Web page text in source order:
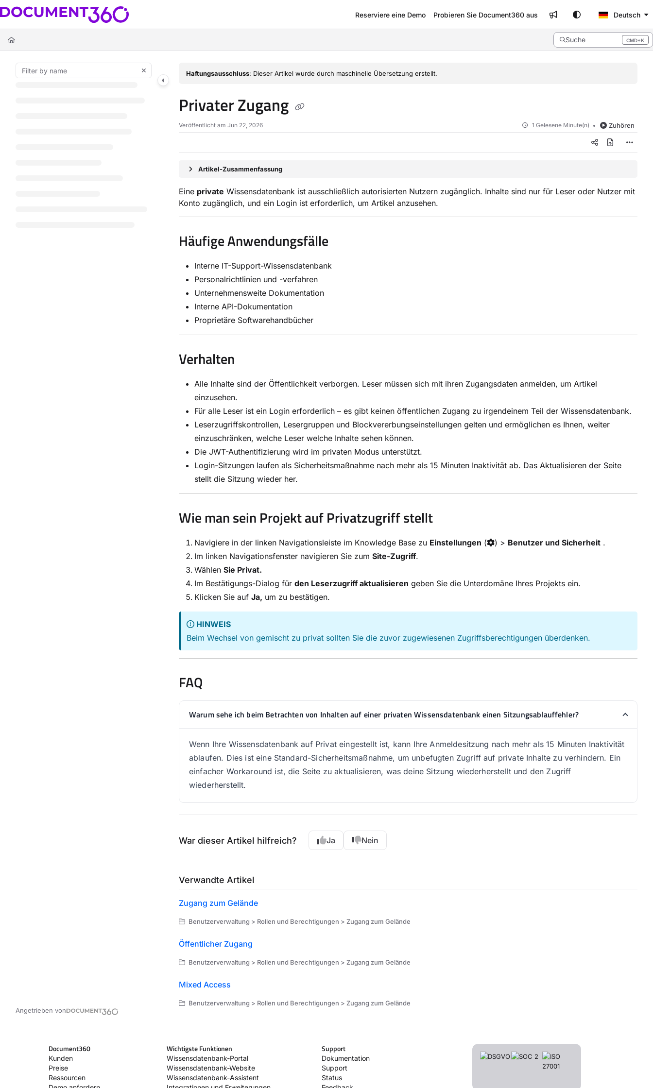
Documentation Index
Fetch the complete documentation index at:
Use this file to discover all available pages before exploring further.
Reserviere eine Demo Probieren Sie Document360 aus Deutsch
Suche CMD+K
Press CMD+K to open search
Angetrieben von
Haftungsausschluss: Dieser Artikel wurde durch maschinelle Übersetzung erstellt.
Privater Zugang
Veröffentlicht am Jun 22, 2026 1 Gelesene Minute(n) Zuhören
Artikel-Zusammenfassung
Eine private Wissensdatenbank ist ausschließlich autorisierten Nutzern zugänglich. Inhalte sind nur für Leser oder Nutzer mit
Konto zugänglich, und ein Login ist erforderlich, um Artikel anzusehen.
Häufige Anwendungsfälle
Interne IT-Support-Wissensdatenbank
Personalrichtlinien und -verfahren
Unternehmensweite Dokumentation
Interne API-Dokumentation
Proprietäre Softwarehandbücher
Verhalten
Alle Inhalte sind der Öffentlichkeit verborgen. Leser müssen sich mit ihren Zugangsdaten anmelden, um Artikel
einzusehen.
Für alle Leser ist ein Login erforderlich – es gibt keinen öffentlichen Zugang zu irgendeinem Teil der Wissensdatenbank.
Leserzugriffskontrollen, Lesergruppen und Blockvererbungseinstellungen gelten und ermöglichen es Ihnen, weiter
einzuschränken, welche Leser welche Inhalte sehen können.
Die JWT-Authentifizierung wird im privaten Modus unterstützt.
Login-Sitzungen laufen als Sicherheitsmaßnahme nach mehr als 15 Minuten Inaktivität ab. Das Aktualisieren der Seite
stellt die Sitzung wieder her.
Wie man sein Projekt auf Privatzugriff stellt
Navigiere in der linken Navigationsleiste im Knowledge Base zu Einstellungen ( ) > Benutzer und Sicherheit .
Im linken Navigationsfenster navigieren Sie zum Site-Zugriff.
Wählen Sie Privat.
Im Bestätigungs-Dialog für den Leserzugriff aktualisieren geben Sie die Unterdomäne Ihres Projekts ein.
Klicken Sie auf Ja, um zu bestätigen.
HINWEIS
Beim Wechsel von gemischt zu privat sollten Sie die zuvor zugewiesenen Zugriffsberechtigungen überdenken.
FAQ
Warum sehe ich beim Betrachten von Inhalten auf einer privaten Wissensdatenbank einen Sitzungsablauffehler?
Wenn Ihre Wissensdatenbank auf Privat eingestellt ist, kann Ihre Anmeldesitzung nach mehr als 15 Minuten Inaktivität
ablaufen. Dies ist eine Standard-Sicherheitsmaßnahme, um unbefugten Zugriff auf private Inhalte zu verhindern. Ein
einfacher Workaround ist, die Seite zu aktualisieren, was deine Sitzung wiederherstellt und den Zugriff
wiederherstellt.
War dieser Artikel hilfreich? Ja Nein
Verwandte Artikel
Zugang zum Gelände
Benutzerverwaltung > Rollen und Berechtigungen > Zugang zum Gelände
Öffentlicher Zugang
Benutzerverwaltung > Rollen und Berechtigungen > Zugang zum Gelände
Mixed Access
Benutzerverwaltung > Rollen und Berechtigungen > Zugang zum Gelände
Document360
Kunden
Preise
Ressourcen
Wichtigste Funktionen
Wissensdatenbank-Portal
Wissensdatenbank-Website
Wissensdatenbank-Assistent
Support
Dokumentation
Support
Status